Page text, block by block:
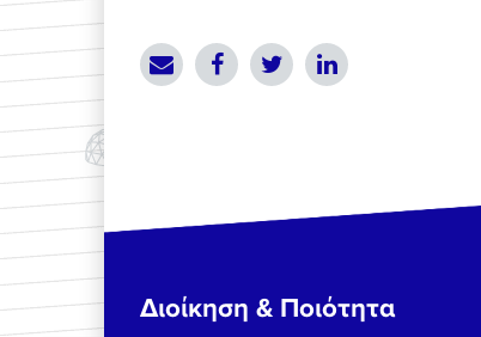
Διοίκηση & Ποιότητα